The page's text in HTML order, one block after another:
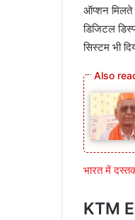
ऑप्शन मिलते
डिजिटल
सिस्टम भी
भारत में
KTM